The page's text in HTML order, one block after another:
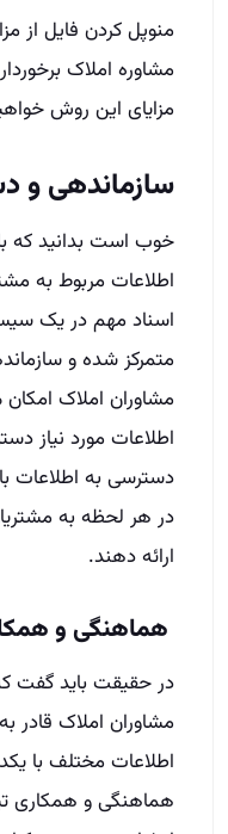
منوپل کردن فایل از
مشاوره املاک
مزایای این روش
سازماندهی و
خوب است بدانید که
اطلاعات مربوط به
متمرکز شده و
مشاوران املاک
اطلاعات مورد نیاز
دسترسی به اطلاعات
در هر لحظه به
ارائه دهند.
هماهنگی و
در حقیقت باید گفت
مشاوران املاک قادر
اطلاعات مختلف با
هماهنگی و همکاری